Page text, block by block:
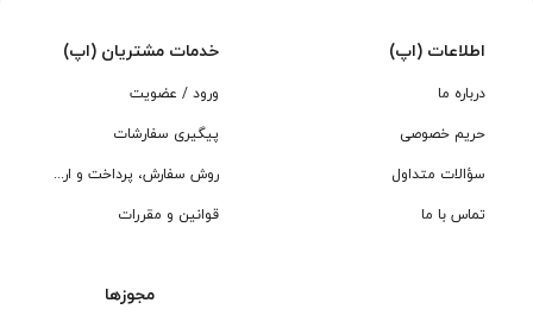
اطلاعات (اپ)
درباره ما
حریم خصوصی
سؤالات متداول
تماس با ما
خدمات مشتریان (اپ)
ورود / عضویت
پیگیری سفارشات
روش سفارش، پرداخت و ارسال
قوانین و مقررات
مجوزها